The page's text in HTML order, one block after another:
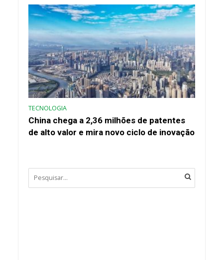
TECNOLOGIA
China chega a 2,36 milhões de patentes
de alto valor e mira novo ciclo de inovação